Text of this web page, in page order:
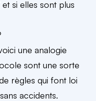
et si elles sont plus
une analogie
sont une sorte
règles qui font loi
accidents.